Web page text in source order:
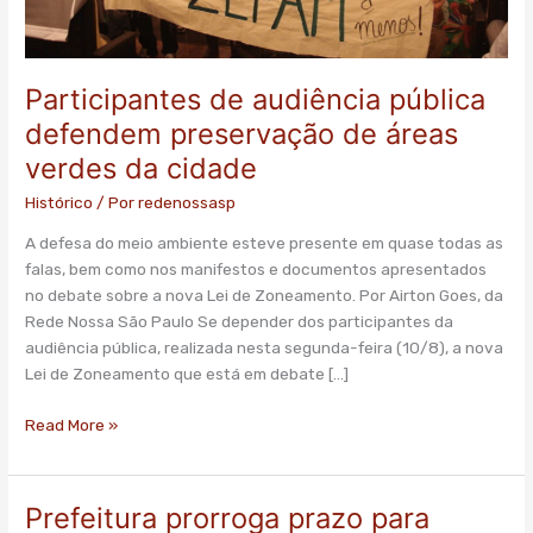
Participantes de audiência pública
defendem preservação de áreas
verdes da cidade
Histórico / Porredenossasp
A defesa do meio ambiente esteve presente em quase todas as
falas, bem como nos manifestos e documentos apresentados
no debate sobre a nova Lei de Zoneamento. Por Airton Goes, da
Rede Nossa São Paulo Se depender dos participantes da
audiência pública, realizada nesta segunda-feira (10/8), a nova
Lei de Zoneamento que está em debate […]
cidade
Read More »
Prefeitura prorroga prazo para
Prefeitura